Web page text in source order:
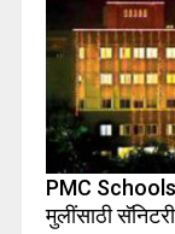
PMC Schools
मुलींसाठी